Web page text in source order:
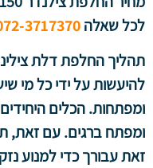
לכל שאלה3717370
תהליך החלפת דלת
להיעשות על ידי כל מי
ומפתחות. הכלים
ומפתח ברגים. עם זאת,
זאת עבורך כדי למנוע